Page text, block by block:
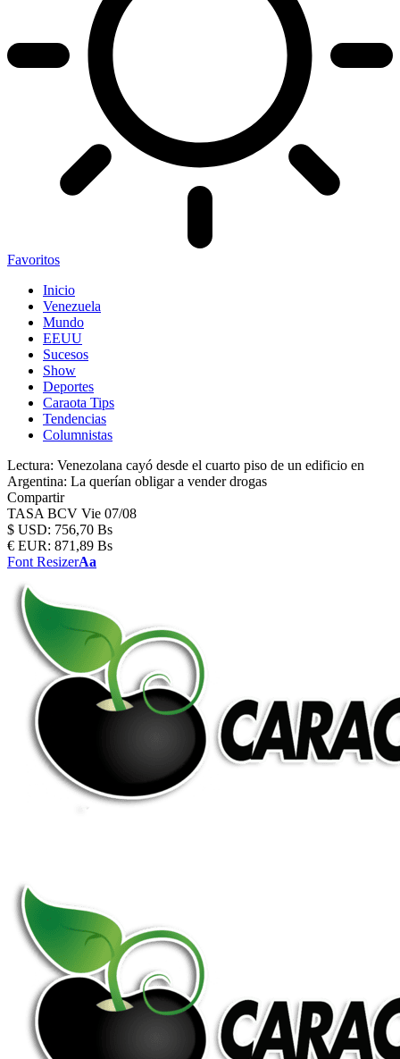
Favoritos
Inicio
Venezuela
Mundo
EEUU
Sucesos
Show
Deportes
Caraota Tips
Tendencias
Columnistas
Lectura: Venezolana cayó desde el cuarto piso de un edificio en
Argentina: La querían obligar a vender drogas
Compartir
TASA BCV Vie 07/08
$ USD: 756,70 Bs
€ EUR: 871,89 Bs
Font ResizerAa